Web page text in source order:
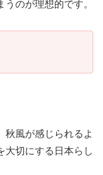
のが理想的です。
秋風が感じられるよ
大切にする日本らし